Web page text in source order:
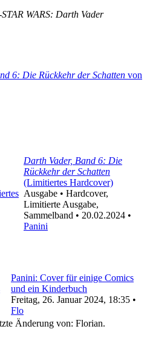
STAR WARS: Darth Vader
6: Die Rückkehr der Schatten von
Darth Vader, Band 6: Die
Rückkehr der Schatten
(Limitiertes Hardcover)
Ausgabe • Hardcover,
Limitierte Ausgabe,
Sammelband • 20.02.2024 •
Panini
Panini: Cover für einige Comics
und ein Kinderbuch
Freitag, 26. Januar 2024, 18:35 •
Flo
Änderung von: Florian.